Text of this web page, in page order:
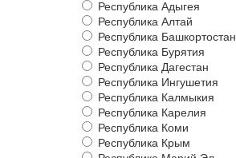
Республика Адыгея
Республика Алтай
Республика Башкортостан
Республика Бурятия
Республика Дагестан
Республика Ингушетия
Республика Калмыкия
Республика Карелия
Республика Коми
Республика Крым